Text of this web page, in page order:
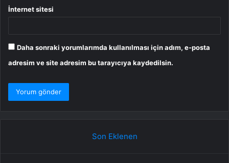
İnternet sitesi
Daha sonraki yorumlarımda kullanılması için adım, e-posta
adresim ve site adresim bu tarayıcıya kaydedilsin.
Son Eklenen